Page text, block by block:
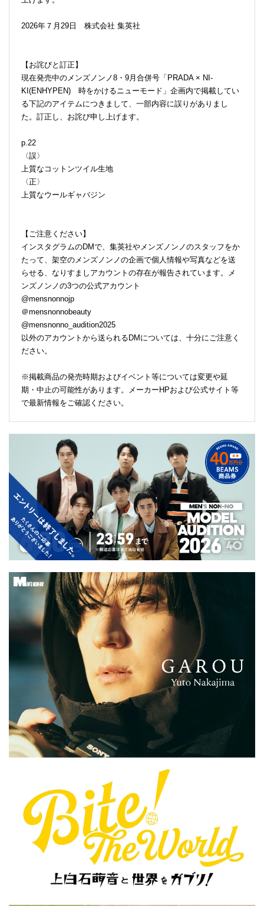
2026年７月29日 株式会社 集英社
【お詫びと訂正】
現在発売中のメンズノンノ8・9月合併号「PRADA × NI-
KI(ENHYPEN) 時をかけるニューモード」企画内で掲載してい
る下記のアイテムにつきまして、一部内容に誤りがありまし
た。訂正し、お詫び申し上げます。
p.22
〈誤〉
上質なコットンツイル生地
〈正〉
上質なウールギャバジン
【ご注意ください】
インスタグラムのDMで、集英社やメンズノンノのスタッフをか
たって、架空のメンズノンノの企画で個人情報や写真などを送
らせる、なりすましアカウントの存在が報告されています。メ
ンズノンノの3つの公式アカウント
@mensnonnojp
＠mensnonnobeauty
@mensnonno_audition2025
以外のアカウントから送られるDMについては、十分にご注意く
ださい。
※掲載商品の発売時期およびイベント等については変更や延
期・中止の可能性があります。メーカーHPおよび公式サイト等
で最新情報をご確認ください。